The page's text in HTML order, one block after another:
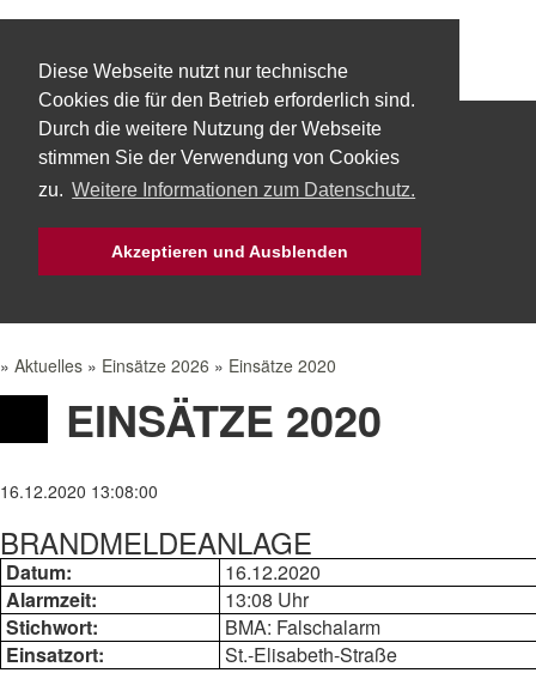
Diese Webseite nutzt nur technische
Cookies die für den Betrieb erforderlich sind.
Durch die weitere Nutzung der Webseite
stimmen Sie der Verwendung von Cookies
zu. Weitere Informationen zum Datenschutz.
Akzeptieren und Ausblenden
Start Über uns Fachbereiche
» Aktuelles » Einsätze 2026 » Einsätze 2020
EINSÄTZE 2020
16.12.2020 13:08:00
BRANDMELDEANLAGE
Datum:
16.12.2020
Alarmzeit:
13:08 Uhr
Stichwort:
BMA: Falschalarm
Einsatzort:
St.-Elisabeth-Straße